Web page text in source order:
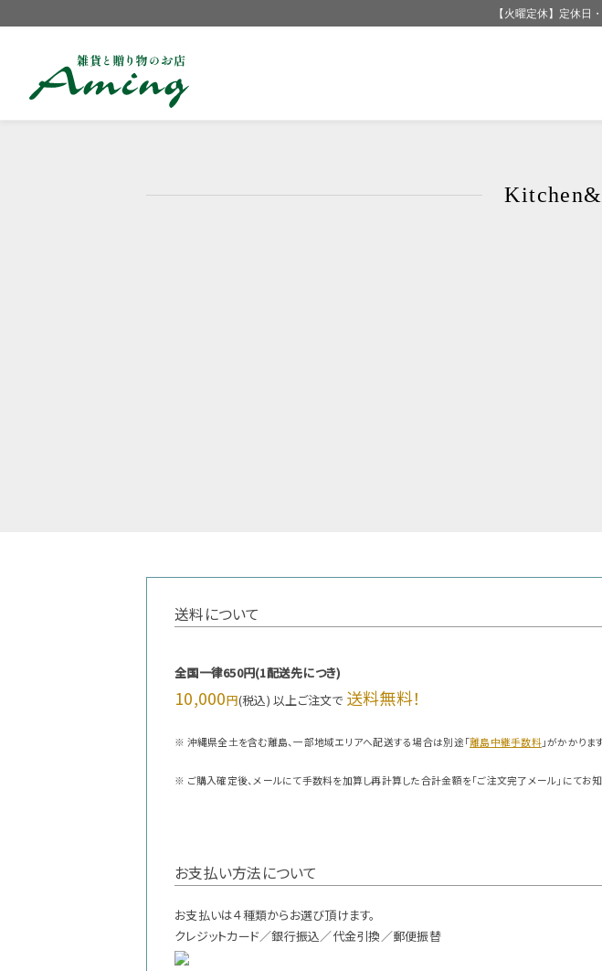
【火曜定休】定休日
送料について
全国一律650円(1配送先につき)
10,000円(税込) 以上ご注文で 送料無料！
※ 沖縄県全土を含む離島、一部地域エリアへ配送する場合は別途「離島中継手数料」がかかりま
※ ご購入確定後、メールにて手数料を加算し再計算した合計金額を「ご注文完了メール」にてお知
お支払い方法について
お支払いは４種類からお選び頂けます。
クレジットカード／銀行振込／代金引換／郵便振替